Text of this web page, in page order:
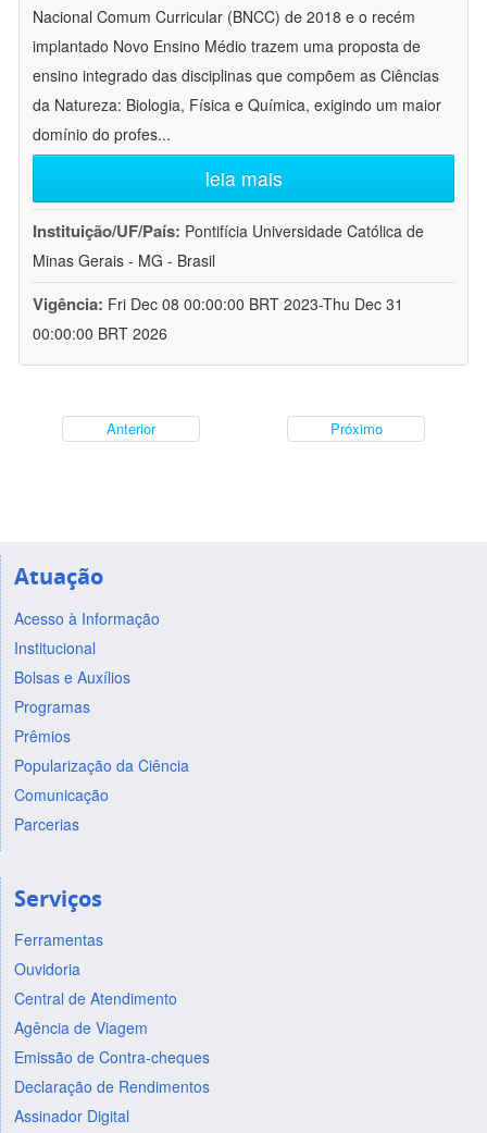
Nacional Comum Curricular (BNCC) de 2018 e o recém
implantado Novo Ensino Médio trazem uma proposta de
ensino integrado das disciplinas que compõem as Ciências
da Natureza: Biologia, Física e Química, exigindo um maior
domínio do profes...
leia mais
Instituição/UF/País: Pontifícia Universidade Católica de
Minas Gerais - MG - Brasil
Vigência: Fri Dec 08 00:00:00 BRT 2023-Thu Dec 31
00:00:00 BRT 2026
Anterior Próximo
Atuação
Acesso à Informação
Institucional
Bolsas e Auxílios
Programas
Prêmios
Popularização da Ciência
Comunicação
Parcerias
Serviços
Ferramentas
Ouvidoria
Central de Atendimento
Agência de Viagem
Emissão de Contra-cheques
Declaração de Rendimentos
Assinador Digital